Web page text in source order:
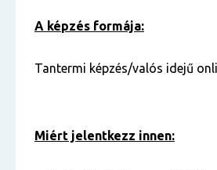
A képzés formája:
Tantermi képzés/valós idejű
Miért jelentkezz innen: